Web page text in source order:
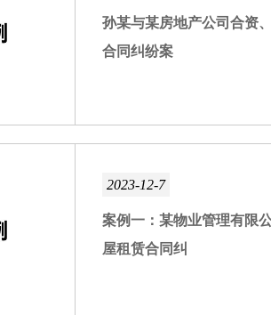
孙某与某房地产公司合资
合同纠纷案
2023-12-7
案例一：某物业管理有限
屋租赁合同纠